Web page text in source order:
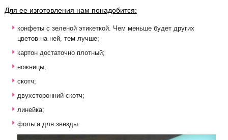
Для ее изготовления нам понадобится:
конфеты с зеленой этикеткой. Чем меньше будет других
цветов на ней, тем лучше;
картон достаточно плотный;
ножницы;
скотч;
двухсторонний скотч;
линейка;
фольга для звезды.